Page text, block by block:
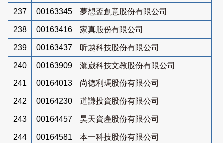
237 00163345 夢想盃創意股份有限公司
238 00163416 家真股份有限公司
239 00163437 昕越科技股份有限公司
240 00163909 灝崴科技文教股份有限公司
241 00164013 尚德利瑪股份有限公司
242 00164230 道謙投資股份有限公司
243 00164457 昊天資產股份有限公司
244 00164581 本一科技股份有限公司